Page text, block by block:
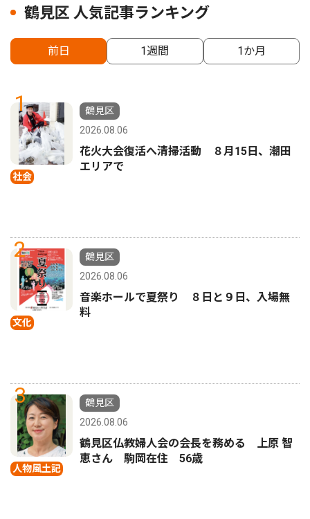
鶴見区 人気記事ランキング
前日 1週間 1か月
1
社会
鶴見区
2026.08.06
花火大会復活へ清掃活動 ８月15日、潮田
エリアで
2
文化
鶴見区
2026.08.06
音楽ホールで夏祭り ８日と９日、入場無
料
3
人物風土記
鶴見区
2026.08.06
鶴見区仏教婦人会の会長を務める 上原 智
恵さん 駒岡在住 56歳